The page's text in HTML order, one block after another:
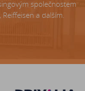
společnostem
Reiffeisen a dalším.